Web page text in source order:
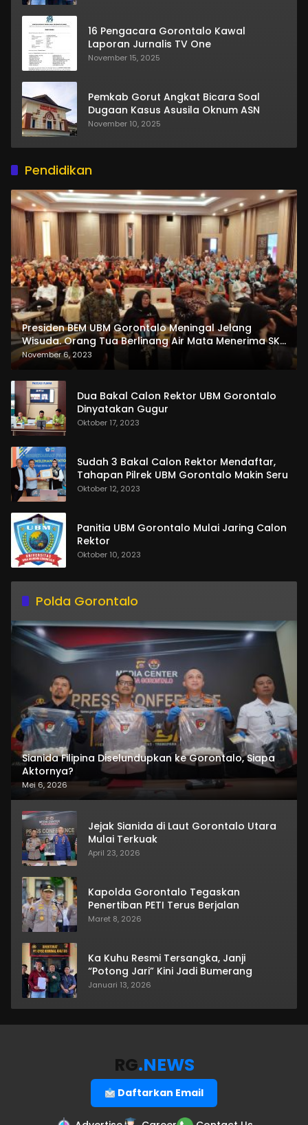
16 Pengacara Gorontalo Kawal
Laporan Jurnalis TV One
November 15, 2025
Pemkab Gorut Angkat Bicara Soal
Dugaan Kasus Asusila Oknum ASN
November 10, 2025
Pendidikan
Presiden BEM UBM Gorontalo Meningal Jelang
Wisuda. Orang Tua Berlinang Air Mata Menerima SKL
dan Pemasangan Salempang
November 6, 2023
Dua Bakal Calon Rektor UBM Gorontalo
Dinyatakan Gugur
Oktober 17, 2023
Sudah 3 Bakal Calon Rektor Mendaftar,
Tahapan Pilrek UBM Gorontalo Makin Seru
Oktober 12, 2023
Panitia UBM Gorontalo Mulai Jaring Calon
Rektor
Oktober 10, 2023
Polda Gorontalo
Sianida Filipina Diselundupkan ke Gorontalo, Siapa
Aktornya?
Mei 6, 2026
Jejak Sianida di Laut Gorontalo Utara
Mulai Terkuak
April 23, 2026
Kapolda Gorontalo Tegaskan
Penertiban PETI Terus Berjalan
Maret 8, 2026
Ka Kuhu Resmi Tersangka, Janji
“Potong Jari” Kini Jadi Bumerang
Januari 13, 2026
RG.NEWS
Daftarkan Email